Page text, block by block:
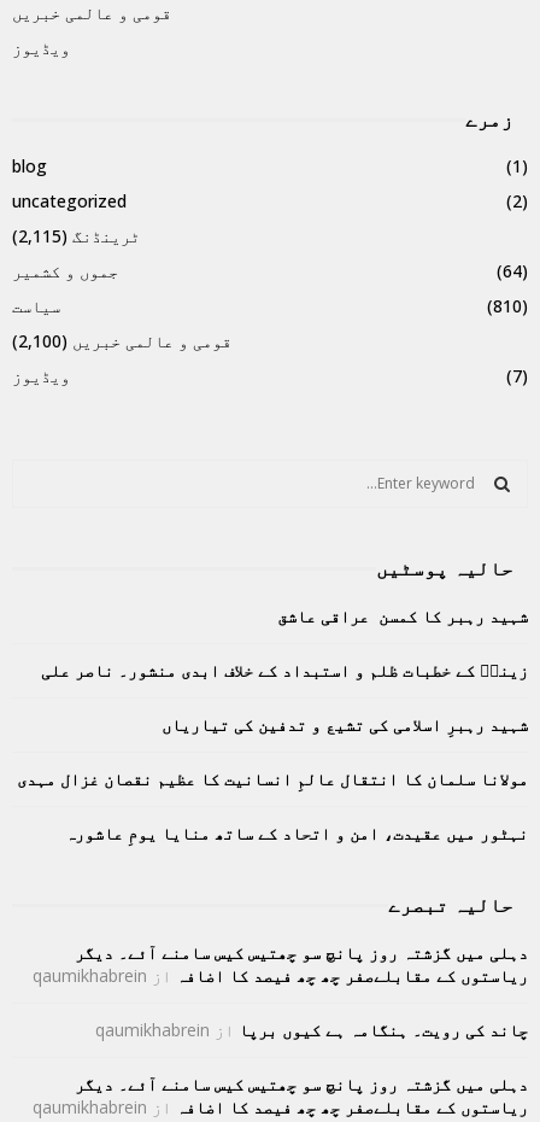
قومی و عالمی خبریں
ویڈیوز
زمرے
blog
(1)
uncategorized
(2)
ٹرینڈنگ (2,115)
جموں و کشمیر
(64)
سیاست
(810)
قومی و عالمی خبریں (2,100)
ویڈیوز
(7)
f
r
E
A
R
C
H
حالیہ پوسٹیں
شہید رہبر کا کمسن عراقی عاشق
زینبؑ کے خطبات ظلم و استبداد کے خلاف ابدی منشور۔ ناصر علی
شہید رہبرِ اسلامی کی تشیع و تدفین کی تیاریاں
مولانا سلمان کا انتقال عالمِ انسانیت کا عظیم نقصان غزال مہدی
نہٹور میں عقیدت، امن و اتحاد کے ساتھ منایا یومِ عاشورہ
حالیہ تبصرے
دہلی میں گزشتہ روز پانچ سو چھتیس کیس سامنے آئے۔ دیگر
ریاستوں کے مقابلےصفر چھ چھ فیصد کا اضافہ از qaumikhabrein
چاند کی رویت۔ ہنگامہ ہے کیوں برپا از qaumikhabrein
دہلی میں گزشتہ روز پانچ سو چھتیس کیس سامنے آئے۔ دیگر
ریاستوں کے مقابلےصفر چھ چھ فیصد کا اضافہ از qaumikhabrein